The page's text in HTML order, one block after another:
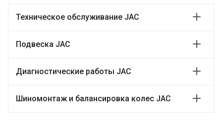
Техническое обслуживание JAC
Подвеска JAC
Диагностические работы JAC
Шиномонтаж и балансировка колес JAC